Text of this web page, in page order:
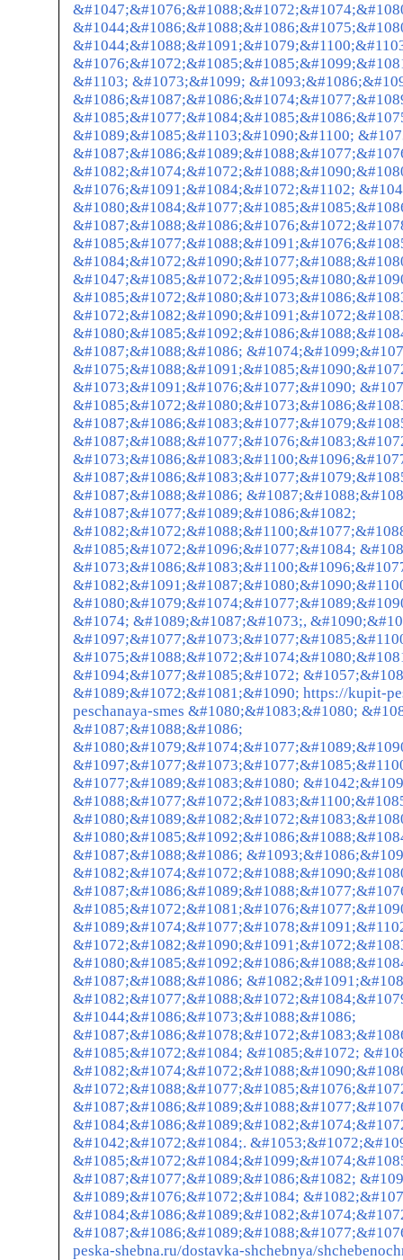
&#1103; &#1073;&#1099;
&#1089;&#1085;&#1103;&#1090;&#1100;
&#1076;&#1091;&#1084;&#1072;&#1102;
&#1087;&#1088;&#1086;
&#1073;&#1091;&#1076;&#1077;&#1090;
&#1087;&#1088;&#1086;
&#1087;&#1077;&#1089;&#1086;&#1082;
&#1085;&#1072;&#1096;&#1077;&#1084;
&#1074; &#1089;&#1087;&#1073;,
&#1094;&#1077;&#1085;&#1072;
&#1089;&#1072;&#1081;&#1090; https://kupit-
peschanaya-smes &#1080;&#1083;&#1080;
&#1087;&#1088;&#1086;
&#1077;&#1089;&#1083;&#1080;
&#1087;&#1088;&#1086;
&#1087;&#1088;&#1086;
&#1044;&#1086;&#1073;&#1088;&#1086;
&#1085;&#1072;&#1084; &#1085;&#1072;
&#1042;&#1072;&#1084;.
&#1087;&#1077;&#1089;&#1086;&#1082;
&#1089;&#1076;&#1072;&#1084;
peska-shebna.ru/dostavka-shchebnya/